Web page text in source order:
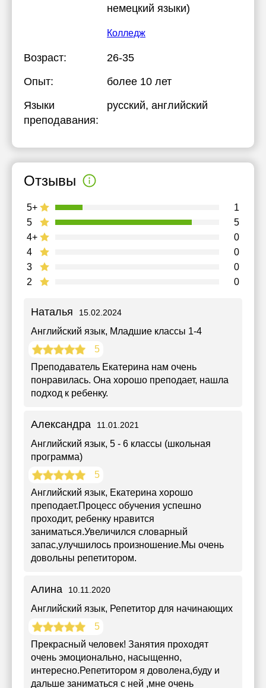
немецкий языки)
Колледж
Возраст:
26-35
Опыт:
более 10 лет
Языки
преподавания:
русский, английский
Отзывы
2 0
3 0
4 0
4+ 0
5 5
5+ 1
Наталья 15.02.2024
Английский язык, Младшие классы 1-4
5
Преподаватель Екатерина нам очень
понравилась. Она хорошо преподает, нашла
подход к ребенку.
Александра 11.01.2021
Английский язык, 5 - 6 классы (школьная
программа)
5
Английский язык, Екатерина хорошо
преподает.Процесс обучения успешно
проходит, ребенку нравится
заниматься.Увеличился словарный
запас,улучшилось произношение.Мы очень
довольны репетитором.
Алина 10.11.2020
Английский язык, Репетитор для начинающих
5
Прекрасный человек! Занятия проходят
очень эмоционально, насыщенно,
интересно.Репетитором я доволена,буду и
дальше заниматься с ней ,мне очень